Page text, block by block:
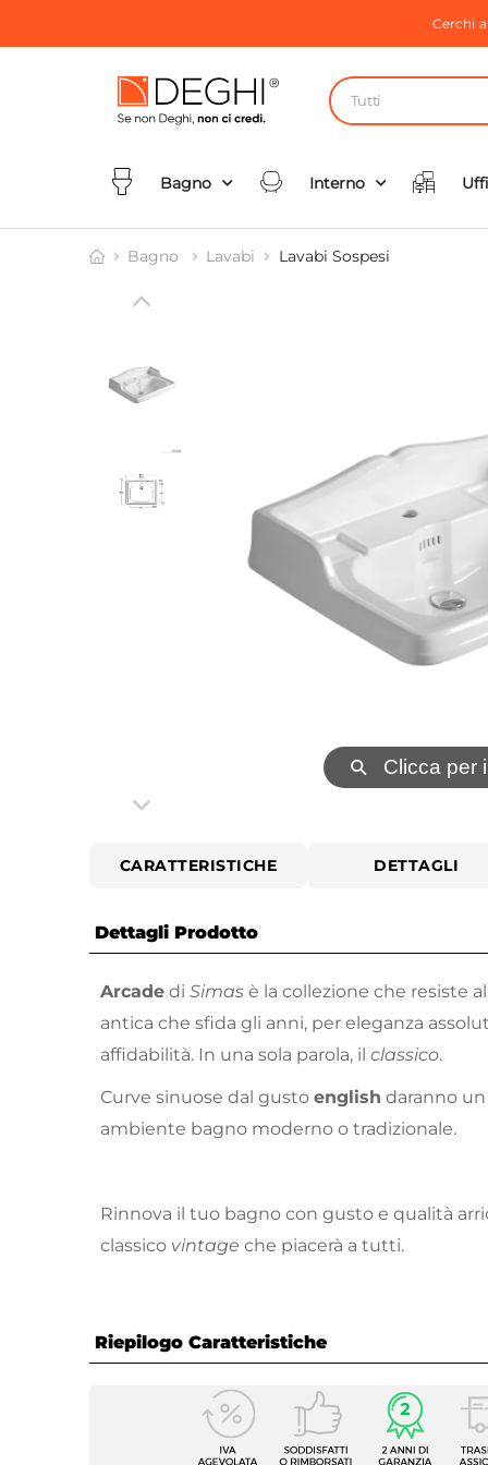
Cerchi
Tutti
Bagno Interno
Bagno Lavabi Lavabi Sospesi
⚲ Clicca per
CARATTERISTICHE DETTAGLI
Dettagli Prodotto
Arcade di Simas è la collezione che resiste
antica che sfida gli anni, per eleganza
affidabilità. In una sola parola, il classico.
Curve sinuose dal gusto english daranno
ambiente bagno moderno o tradizionale.
Rinnova il tuo bagno con gusto e qualità
classico vintage che piacerà a tutti.
Riepilogo Caratteristiche
Caratteristiche
Larghezza
68 cm